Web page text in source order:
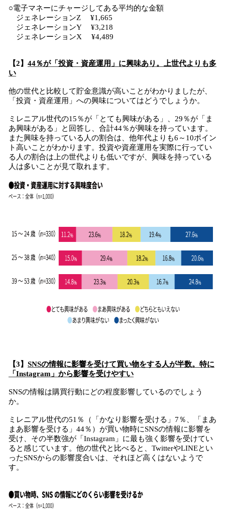
○電子マネーにチャージしてある平均的な金額
ジェネレーションZ ¥1,665
ジェネレーションY ¥3,218
ジェネレーションX ¥4,489
【2】 44％が「投資・資産運用」に興味あり。上世代よりも多
い
他の世代と比較して貯金意識が高いことがわかりましたが、
「投資・資産運用」への興味についてはどうでしょうか。
ミレニアル世代の15％が「とても興味がある」、29％が「ま
あ興味がある」と回答し、合計44％が興味を持っています。
また興味を持っている人の割合は、他年代よりも6～10ポイン
ト高いことがわかります。投資や資産運用を実際に行ってい
る人の割合は上の世代よりも低いですが、興味を持っている
人は多いことが見て取れます。
【3】 SNSの情報に影響を受けて買い物をする人が半数。特に
「Instagram」から影響を受けやすい
SNSの情報は購買行動にどの程度影響しているのでしょう
か。
ミレニアル世代の51％（「かなり影響を受ける」7％、「まあ
まあ影響を受ける」44％）が買い物時にSNSの情報に影響を
受け、その半数強が「Instagram」に最も強く影響を受けてい
ると感じています。他の世代と比べると、TwitterやLINEとい
ったSNSからの影響度合いは、それほど高くはないようで
す。